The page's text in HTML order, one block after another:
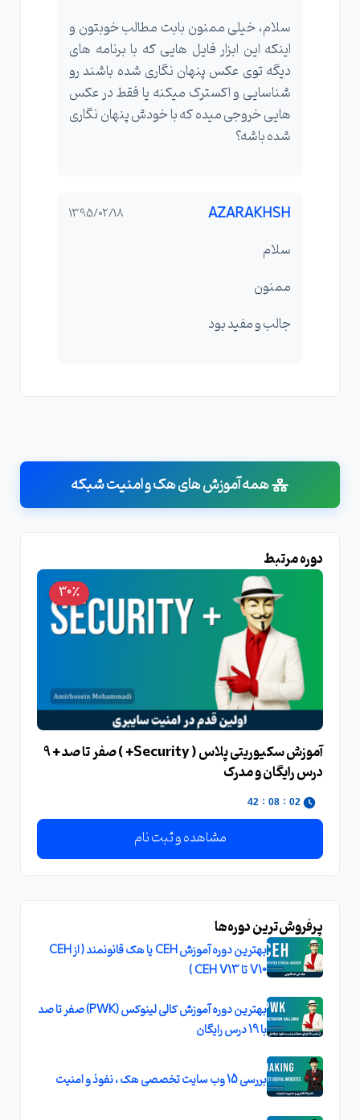
سلام، خیلی ممنون بابت مطالب خوبتون و
اینکه این ابزار فایل هایی که با برنامه های
دیگه توی عکس پنهان نگاری شده باشند رو
شناسایی و اکسترک میکنه یا فقط در عکس
هایی خروجی میده که با خودش پنهان نگاری
شده باشه؟
AZARAKHSH
1395/02/18
سلام
ممنون
جالب و مفید بود
همه آموزش های هک و امنیت شبکه
دوره مرتبط
30٪
آموزش سکیوریتی پلاس ( Security+ ) صفر تا صد + 9
درس رایگان و مدرک
02
:
08
:
41
مشاهده و ثبت نام
پرفروش‌ترین دوره‌ها
بهترین دوره آموزش CEH یا هک قانونمند ( از CEH
V10 تا CEH V13 )
بهترین دوره آموزش کالی لینوکس (PWK) صفر تا صد
با 19 درس رایگان
بررسی 15 وب سایت تخصصی هک ، نفوذ و امنیت